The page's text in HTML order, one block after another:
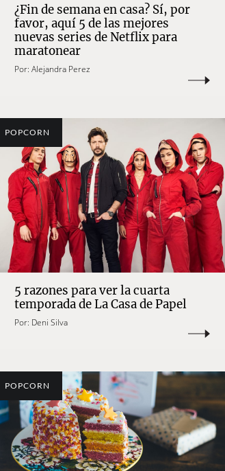
¿Fin de semana en casa? Sí, por
favor, aquí 5 de las mejores
nuevas series de Netflix para
maratonear
Por: Alejandra Perez
POPCORN
5 razones para ver la cuarta
temporada de La Casa de Papel
Por: Deni Silva
POPCORN